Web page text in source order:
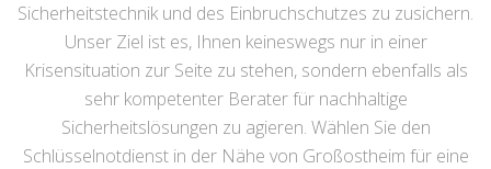
Sicherheitstechnik und des Einbruchschutzes zu zusichern.
Unser Ziel ist es, Ihnen keineswegs nur in einer
Krisensituation zur Seite zu stehen, sondern ebenfalls als
sehr kompetenter Berater für nachhaltige
Sicherheitslösungen zu agieren. Wählen Sie den
Schlüsselnotdienst in der Nähe von Großostheim für eine